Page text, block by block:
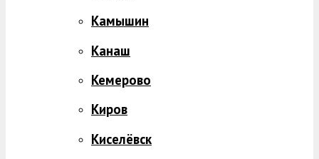
Камышин
Канаш
Кемерово
Киров
Киселёвск